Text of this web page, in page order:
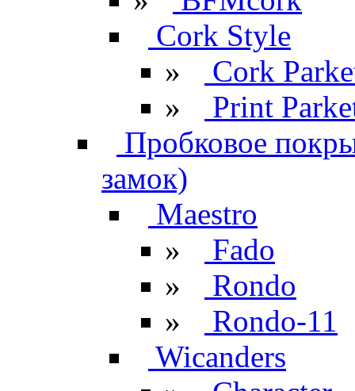
Cork Style
»
Cork
»
Print
Пробковое
замок)
Maestro
»
Fado
»
Rondo
»
Rondo-11
Wicanders